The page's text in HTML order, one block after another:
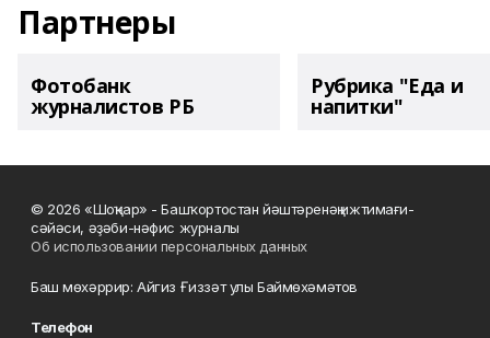
Партнеры
Фотобанк
журналистов РБ
Рубрика "Еда и
напитки"
© 2026 «Шоңҡар» - Башҡортостан йәштәренәң ижтимағи-
сәйәси, әҙәби-нәфис журналы
Об использовании персональных данных
Баш мөхәррир: Айгиз Ғиззәт улы Баймөхәмәтов
Телефон